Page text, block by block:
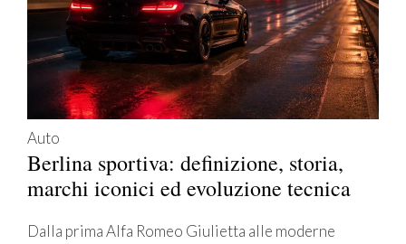
Auto
Berlina sportiva: definizione, storia,
marchi iconici ed evoluzione tecnica
Dalla prima Alfa Romeo Giulietta alle moderne